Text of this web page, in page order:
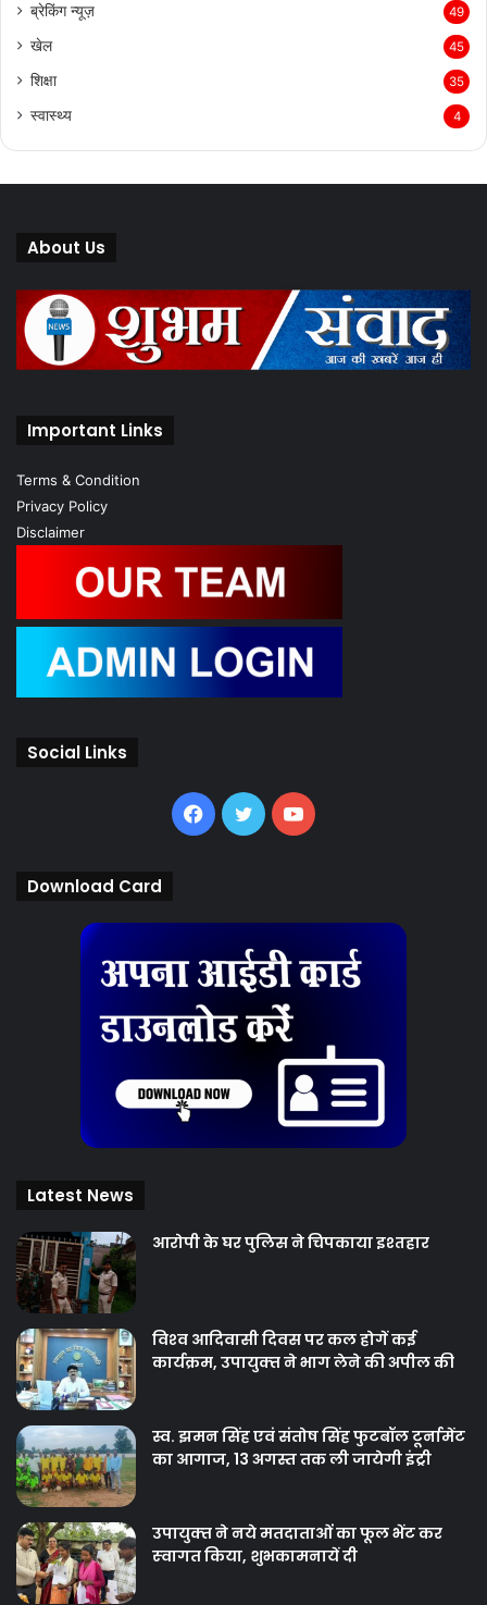
ब्रेकिंग न्यूज़ 49
खेल 45
शिक्षा 35
स्वास्थ्य 4
About Us
Important Links
Terms & Condition
Privacy Policy
Disclaimer
Social Links
Facebook
TwitterYouTube
Download Card
Latest News
आरोपी के घर पुलिस ने चिपकाया इश्तहार
विश्‍व आदिवासी दिवस पर कल होगें कई
कार्यक्रम, उपायुक्‍त ने भाग लेने की अपील की
स्व. झमन सिंह एवं संतोष सिंह फुटबॉल टूर्नामेंट
का आगाज, 13 अगस्त तक ली जायेगी इंट्री
उपायुक्‍त ने नये मतदाताओंं का फूल भेंट कर
स्‍वागत किया, शुभकामनायें दी